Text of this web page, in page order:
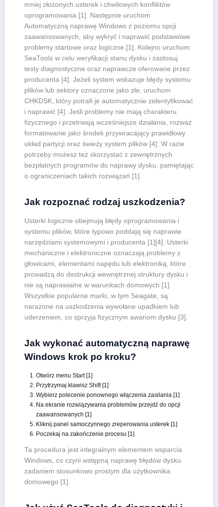
mniej złożonych usterek i chwilowych konfliktów
oprogramowania [1]. Następnie uruchom
Automatyczną naprawę Windows z poziomu opcji
zaawansowanych, aby wykryć i naprawić podstawowe
problemy startowe oraz logiczne [1]. Kolejno uruchom
SeaTools w celu weryfikacji stanu dysku i zastosuj
testy diagnostyczne oraz naprawcze oferowane przez
producenta [4]. Jeżeli system wskazuje błędy systemu
plików lub sektory oznaczone jako złe, uruchom
CHKDSK, który potrafi je automatycznie zidentyfikować
i naprawić [4]. Jeśli problemy nie mają charakteru
fizycznego i przetrwają wcześniejsze działania, rozważ
formatowanie jako środek przywracający prawidłowy
układ partycji oraz świeży system plików [4]. W razie
potrzeby możesz też skorzystać z zewnętrznych
bezpłatnych programów do naprawy dysku, pamiętając
o ograniczeniach takich rozwiązań [1].
Jak rozpoznać rodzaj uszkodzenia?
Usterki logiczne obejmują błędy oprogramowania i
systemu plików, które typowo poddają się naprawie
narzędziami systemowymi i producenta [1][4]. Usterki
mechaniczne i elektroniczne oznaczają problemy z
głowicami, elementami napędu lub elektroniką, które
prowadzą do destrukcji wewnętrznej struktury dysku i
nie są naprawialne w warunkach domowych [1].
Wszystkie popularne marki, w tym Seagate, są
narażone na uszkodzenia wywołane upadkiem lub
uderzeniem, co sprzyja fizycznym awariom dysku [3].
Jak wykonać automatyczną naprawę
Windows krok po kroku?
Otwórz menu Start [1]
Przytrzymaj klawisz Shift [1]
Wybierz polecenie ponownego włączenia zasilania [1]
Na ekranie rozwiązywania problemów przejdź do opcji
zaawansowanych [1]
Kliknij panel samoczynnego zreperowania usterek [1]
Poczekaj na zakończenie procesu [1]
Ta procedura jest integralnym elementem wsparcia
Windows, co czyni wstępną naprawę błędów dysku
zadaniem stosunkowo prostym dla użytkownika
domowego [1].